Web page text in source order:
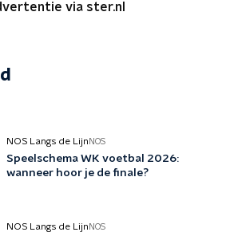
via ster.nl
NOS Langs de Lijn NOS
Speelschema WK voetbal 2026:
wanneer hoor je de finale?
NOS Langs de Lijn NOS